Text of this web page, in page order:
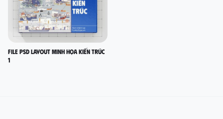
FILE PSD LAYOUT MINH HỌA KIẾN TRÚC
1